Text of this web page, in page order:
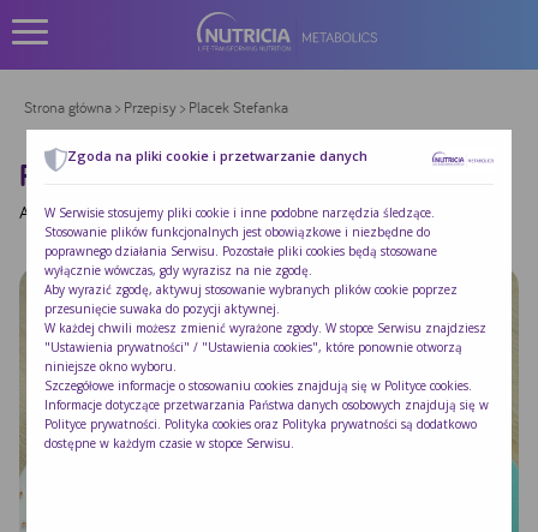
Strona główna> Przepisy> Placek Stefanka
PLACEK STEFANKA
Autor:|Opublikowano:2014-09-05
Zgoda na pliki cookie i przetwarzanie danych
W Serwisie stosujemy pliki cookie i inne podobne narzędzia śledzące.
Stosowanie plików funkcjonalnych jest obowiązkowe i niezbędne do
poprawnego działania Serwisu. Pozostałe pliki cookies będą stosowane
wyłącznie wówczas, gdy wyrazisz na nie zgodę.
Aby wyrazić zgodę, aktywuj stosowanie wybranych plików cookie poprzez
przesunięcie suwaka do pozycji aktywnej.
W każdej chwili możesz zmienić wyrażone zgody. W stopce Serwisu znajdziesz
"Ustawienia prywatności" / "Ustawienia cookies", które ponownie otworzą
niniejsze okno wyboru.
Szczegółowe informacje o stosowaniu cookies znajdują się w Polityce cookies
Informacje dotyczące przetwarzania Państwa danych osobowych znajdują się w
Polityce prywatności . Polityka cookies oraz Polityka prywatności są dodatkowo
dostępne w każdym czasie w stopce Serwisu.